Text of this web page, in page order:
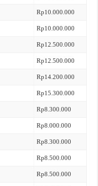
Rp10.000.000
Rp10.000.000
Rp12.500.000
Rp12.500.000
Rp14.200.000
Rp15.300.000
Rp8.300.000
Rp8.000.000
Rp8.300.000
Rp8.500.000
Rp8.500.000